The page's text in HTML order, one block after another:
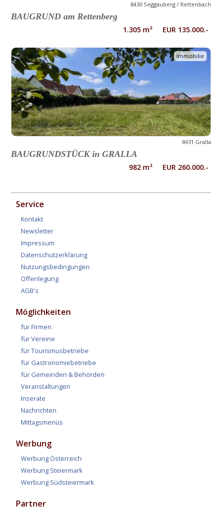
8430 Seggauberg / Rettenbach
BAUGRUND am Rettenberg
1.305 m² EUR 135.000.-
Immobilie
8431 Gralla
BAUGRUNDSTÜCK in GRALLA
982 m² EUR 260.000.-
Service
Kontakt
Newsletter
Impressum
Datenschutzerklärung
Nutzungsbedingungen
Offenlegung
AGB's
Möglichkeiten
für Firmen
für Vereine
für Tourismusbetriebe
für Gastronomiebetriebe
für Gemeinden & Behörden
Veranstaltungen
Inserate
Nachrichten
Mittagsmenüs
Werbung
Werbung Österreich
Werbung Steiermark
Werbung Südsteiermark
Partner